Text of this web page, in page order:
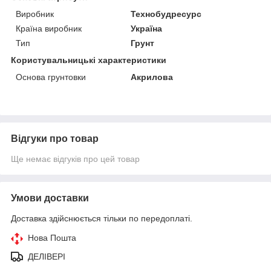
Виробник
Технобудресурс
Країна виробник
Україна
Тип
Грунт
Користувальницькі характеристики
Основа грунтовки
Акрилова
Відгуки про товар
Ще немає відгуків про цей товар
Умови доставки
Доставка здійснюється тільки по передоплаті.
Нова Пошта
ДЕЛІВЕРІ